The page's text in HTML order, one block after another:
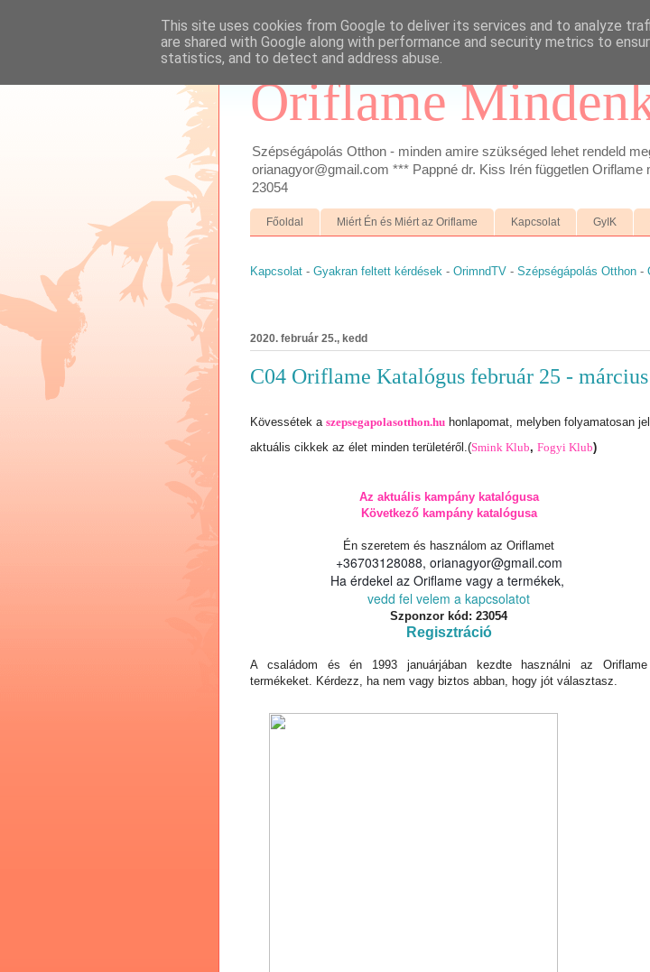
Oriflame
Szépségápolás Otthon - minden amire szükséged lehet rendeld
orianagyor@gmail.com *** Pappné dr. Kiss Irén független
23054
Főoldal Miért Én és Miért az Oriflame Kapcsolat GyIK
Kapcsolat - Gyakran feltett kérdések - OrimndTV - Szépségápolás Otthon -
2020. február 25., kedd
C04 Oriflame Katalógus február 25 -
Kövessétek a szepsegapolasotthon.hu honlapomat, melyben folyamatosan
aktuális cikkek az élet minden területéről.(Smink Klub, Fogyi Klub)
Az aktuális kampány katalógusa
Következő kampány katalógusa
Én szeretem és használom az Oriflamet
+36703128088, orianagyor@gmail.com
Ha érdekel az Oriflame vagy a termékek,
vedd fel velem a kapcsolatot
Szponzor kód: 23054
Regisztráció
A családom és én 1993 januárjában kezdte használni az Oriflame
termékeket. Kérdezz, ha nem vagy biztos abban, hogy jót választasz.
This site uses cookies from Google to deliver its services and to analyze
are shared with Google along with performance and security metrics to
statistics, and to detect and address abuse.